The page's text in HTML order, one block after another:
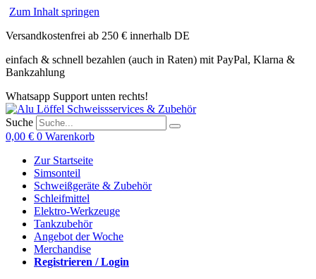
Zum Inhalt springen
Versandkostenfrei ab 250 € innerhalb DE
einfach & schnell bezahlen (auch in Raten) mit PayPal, Klarna &
Bankzahlung
Whatsapp Support unten rechts!
Suche
0,00 € 0 Warenkorb
Zur Startseite
Simsonteil
Schweißgeräte & Zubehör
Schleifmittel
Elektro-Werkzeuge
Tankzubehör
Angebot der Woche
Merchandise
Registrieren / Login